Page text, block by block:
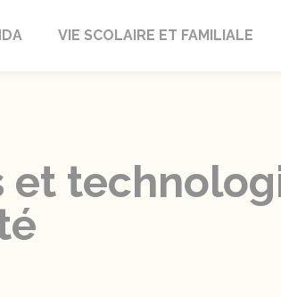
VIE SCOLAIRE ET FAMILIALE
et